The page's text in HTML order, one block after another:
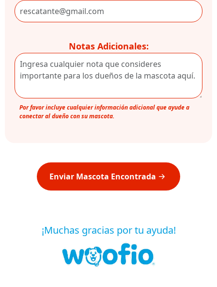
Notas Adicionales:
Por favor incluye cualquier información adicional que ayude a
conectar al dueño con su mascota.
Enviar Mascota Encontrada
¡Muchas gracias por tu ayuda!